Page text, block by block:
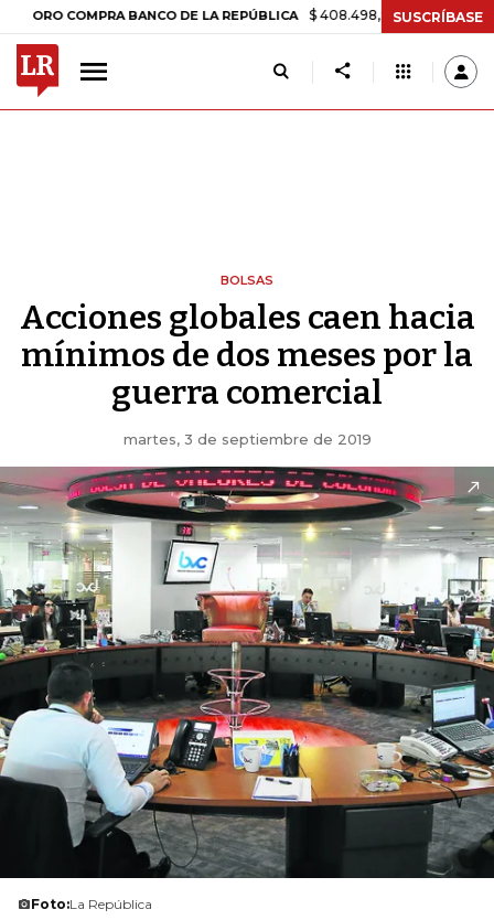
BANCO DE LA REPÚBLICA $ 408.498,97 +$ 8.753,81 +2,19%
SUSCRÍBASE
BOLSAS
Acciones globales caen hacia
mínimos de dos meses por la
guerra comercial
martes, 3 de septiembre de 2019
Foto:La República